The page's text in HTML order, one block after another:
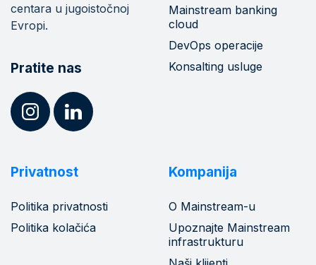
centara u jugoistočnoj
Evropi.
Pratite nas
Mainstream banking
cloud
DevOps operacije
Konsalting usluge
Privatnost
Politika privatnosti
Politika kolačića
Kompanija
O Mainstream-u
Upoznajte Mainstream
infrastrukturu